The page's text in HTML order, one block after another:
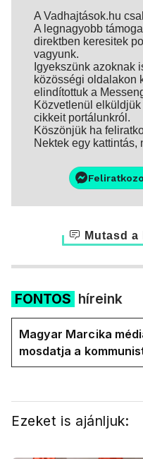
A Vadhajtások.hu
A legnagyobb
direktben keresitek
vagyunk.
Igyekszünk azoknak
közösségi oldalakon
elindítottuk a
Közvetlenül
cikkeit portálunkról.
Köszönjük ha
Nektek egy kattintás,
Mutasd
FONTOS híreink
Magyar Marcika
mosdatja a
Ezeket is ajánljuk: